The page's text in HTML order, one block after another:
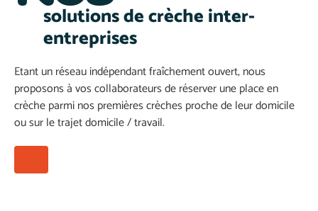
solutions de crèche inter-
entreprises
Etant un réseau indépendant fraîchement ouvert, nous
proposons à vos collaborateurs de réserver une place en
crèche parmi nos premières crèches proche de leur domicile
ou sur le trajet domicile / travail.